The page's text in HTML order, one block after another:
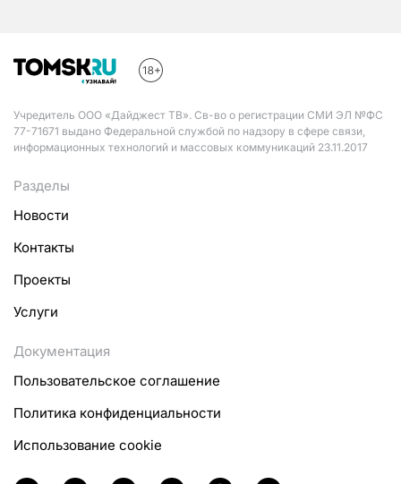
Учредитель ООО «Дайджест ТВ». Св-во о регистрации СМИ ЭЛ №ФС
77-71671 выдано Федеральной службой по надзору в сфере связи,
информационных технологий и массовых коммуникаций 23.11.2017
Разделы
Новости
Контакты
Проекты
Услуги
Документация
Пользовательское соглашение
Политика конфиденциальности
Использование cookie